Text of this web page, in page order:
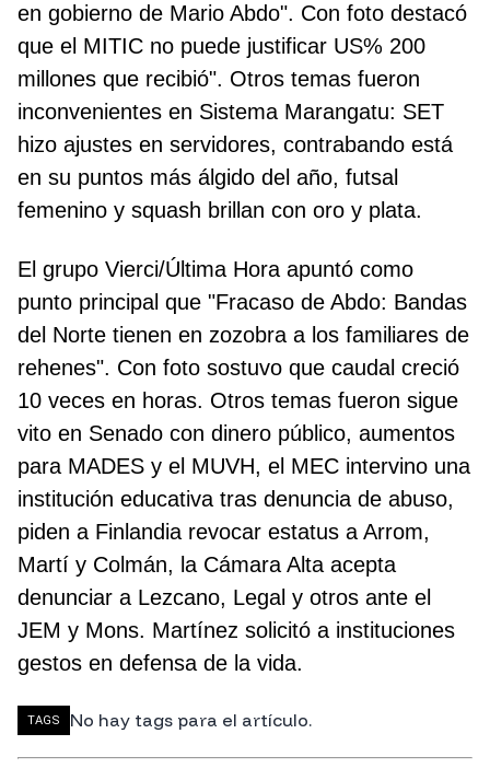
en gobierno de Mario Abdo". Con foto destacó
que el MITIC no puede justificar US% 200
millones que recibió". Otros temas fueron
inconvenientes en Sistema Marangatu: SET
hizo ajustes en servidores, contrabando está
en su puntos más álgido del año, futsal
femenino y squash brillan con oro y plata.
El grupo Vierci/Última Hora apuntó como
punto principal que "Fracaso de Abdo: Bandas
del Norte tienen en zozobra a los familiares de
rehenes". Con foto sostuvo que caudal creció
10 veces en horas. Otros temas fueron sigue
vito en Senado con dinero público, aumentos
para MADES y el MUVH, el MEC intervino una
institución educativa tras denuncia de abuso,
piden a Finlandia revocar estatus a Arrom,
Martí y Colmán, la Cámara Alta acepta
denunciar a Lezcano, Legal y otros ante el
JEM y Mons. Martínez solicitó a instituciones
gestos en defensa de la vida.
TAGS No hay tags para el artículo.